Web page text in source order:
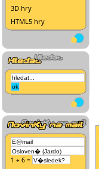
3D hry
HTML5 hry
1 + 6 =